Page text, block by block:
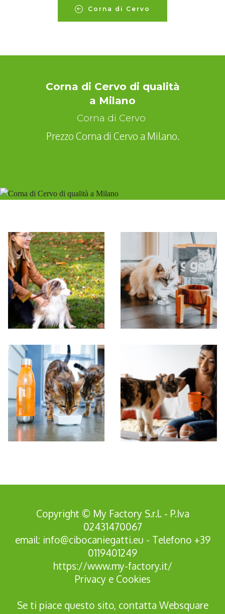
Corna di Cervo
Corna di Cervo di qualità
a Milano
Corna di Cervo
Prezzo Corna di Cervo a Milano.
Copyright © My Factory S.r.l. - P.Iva
02431470067
email: info@cibocaniegatti.eu - Telefono +39
0119401249
https://www.my-factory.it/
Privacy e Cookies
Se ti piace questo sito, contatta Websquare